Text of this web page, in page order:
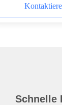
Schnelle